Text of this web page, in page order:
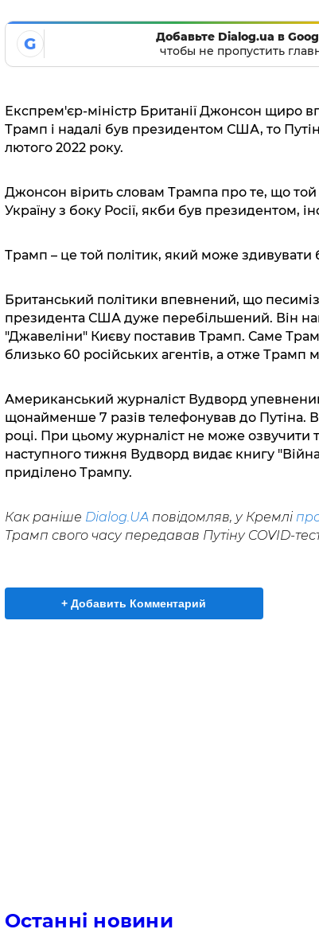
G
Добавьте Dialog.ua в
чтобы не пропустить
Експрем'єр-міністр Британії Джонсон щиро
Трамп і надалі був президентом США, то
лютого 2022 року.
Джонсон вірить словам Трампа про те, що
Україну з боку Росії, якби був президентом,
Трамп – це той політик, який може здивувати
Британський політики впевнений, що
президента США дуже перебільшений. Він
"Джавеліни" Києву поставив Трамп. Саме
близько 60 російських агентів, а отже Трамп
Американський журналіст Вудворд
щонайменше 7 разів телефонував до Путіна.
році. При цьому журналіст не може озвучити
наступного тижня Вудворд видає книгу
приділено Трампу.
Как раніше Dialog.UA повідомляв, у Кремлі
Трамп свого часу передавав Путіну COVID-
+ Добавить Комментарий
Останні новини